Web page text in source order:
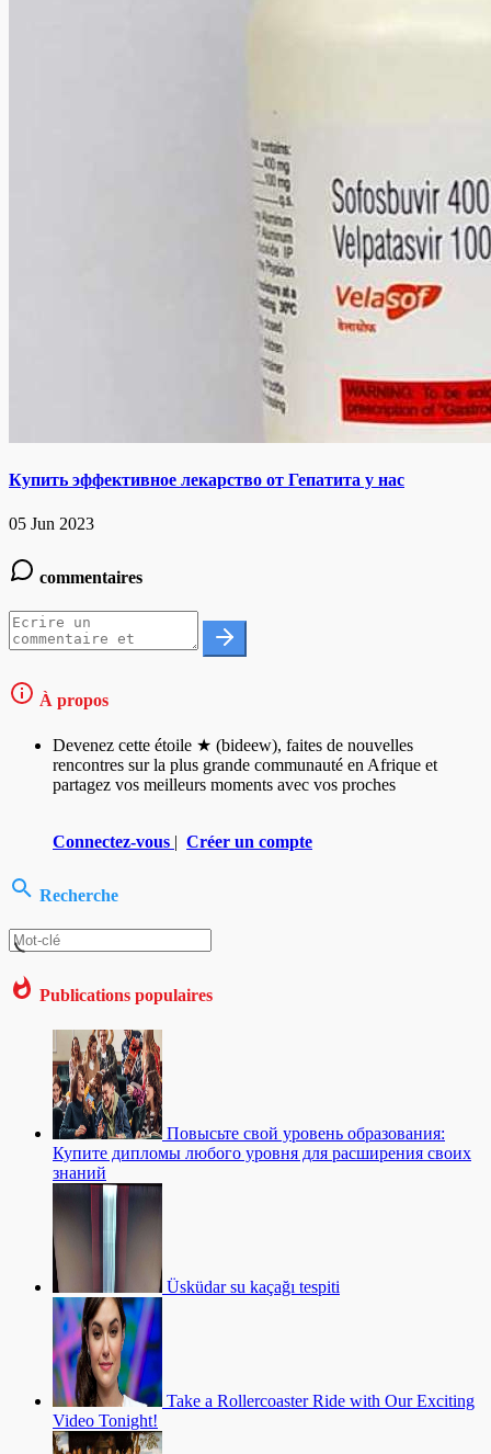
Купить эффективное лекарство от Гепатита у нас
05 Jun 2023
commentaires
À propos
Devenez cette étoile ★ (bideew), faites de nouvelles
rencontres sur la plus grande communauté en Afrique et
partagez vos meilleurs moments avec vos proches
Connectez-vous | Créer un compte
Recherche
Publications populaires
Повысьте свой уровень образования:
Купите дипломы любого уровня для расширения своих
знаний
Üsküdar su kaçağı tespiti
Take a Rollercoaster Ride with Our Exciting
Video Tonight!